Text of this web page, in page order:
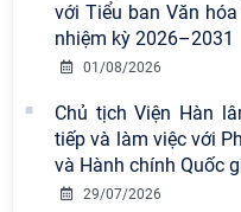
với Tiểu ban Văn
nhiệm kỳ 2026–2031
01/08/2026
Chủ tịch Viện Hàn
tiếp và làm việc với
và Hành chính Quốc
29/07/2026